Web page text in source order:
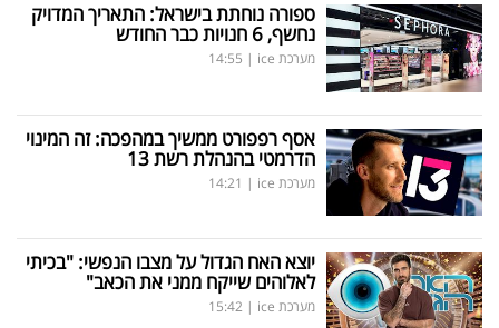
ספורה נוחתת בישראל: התאריך המדויק
נחשף, 6 חנויות כבר החודש
מערכת ice |
14:55
אסף רפפורט ממשיך במהפכה: זה המינוי
הדרמטי בהנהלת רשת 13
מערכת ice |
14:21
יוצא האח הגדול על מצבו הנפשי: "בכיתי
לאלוהים שייקח ממני את הכאב"
מערכת ice |
15:42